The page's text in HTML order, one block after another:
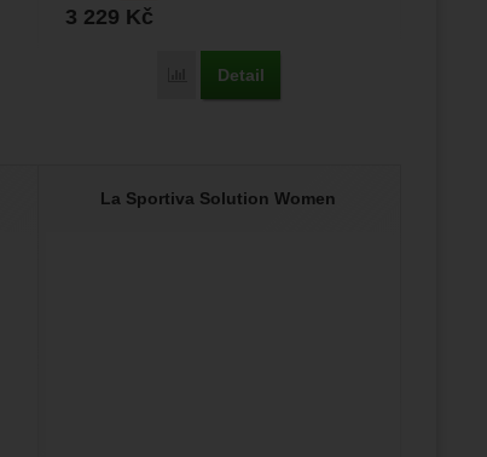
3 229 Kč
Porovnat
Detail
La Sportiva Solution Women